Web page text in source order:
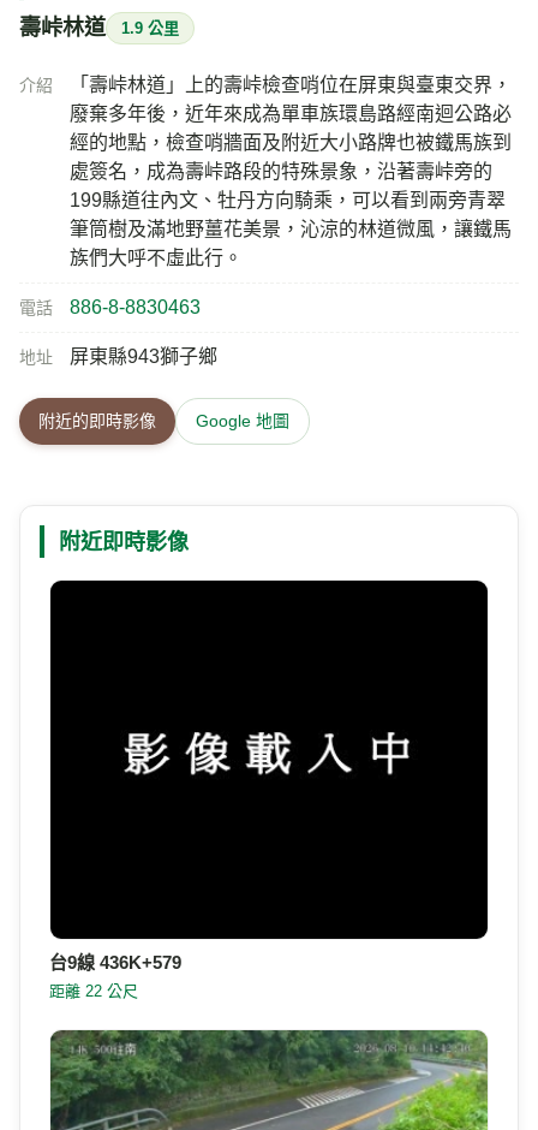
壽峠林道 1.9 公里
介紹
「壽峠林道」上的壽峠檢查哨位在屏東與臺東交界，
廢棄多年後，近年來成為單車族環島路經南迴公路必
經的地點，檢查哨牆面及附近大小路牌也被鐵馬族到
處簽名，成為壽峠路段的特殊景象，沿著壽峠旁的
199縣道往內文、牡丹方向騎乘，可以看到兩旁青翠
筆筒樹及滿地野薑花美景，沁涼的林道微風，讓鐵馬
族們大呼不虛此行。
電話 886-8-8830463
地址 屏東縣943獅子鄉
附近的即時影像 Google 地圖
附近即時影像
台9線 436K+579
距離 22 公尺